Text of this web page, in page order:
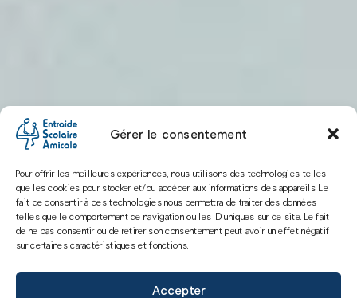
Gérer le consentement
Pour offrir les meilleures expériences, nous utilisons des technologies telles
que les cookies pour stocker et/ou accéder aux informations des appareils. Le
fait de consentir à ces technologies nous permettra de traiter des données
telles que le comportement de navigation ou les ID uniques sur ce site. Le fait
de ne pas consentir ou de retirer son consentement peut avoir un effet négatif
sur certaines caractéristiques et fonctions.
Accepter